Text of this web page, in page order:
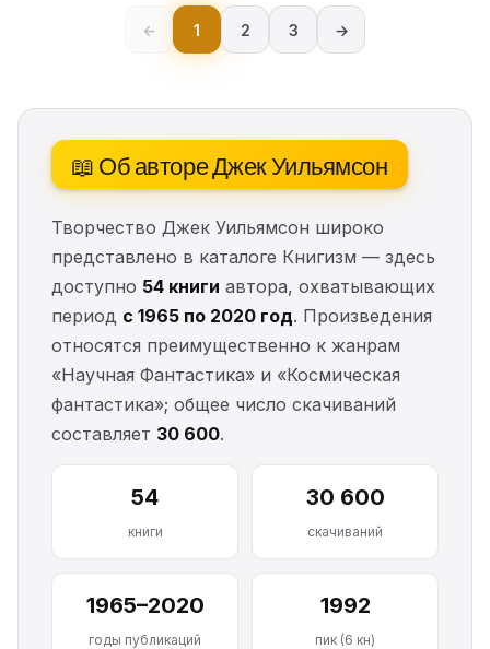
← 1 2 3 →
📖 Об авторе Джек Уильямсон
Творчество Джек Уильямсон широко
представлено в каталоге Книгизм — здесь
доступно 54 книги автора, охватывающих
период с 1965 по 2020 год. Произведения
относятся преимущественно к жанрам
«Научная Фантастика» и «Космическая
фантастика»; общее число скачиваний
составляет 30 600.
54
книги
30 600
скачиваний
1965–2020
годы публикаций
1992
пик (6 кн)